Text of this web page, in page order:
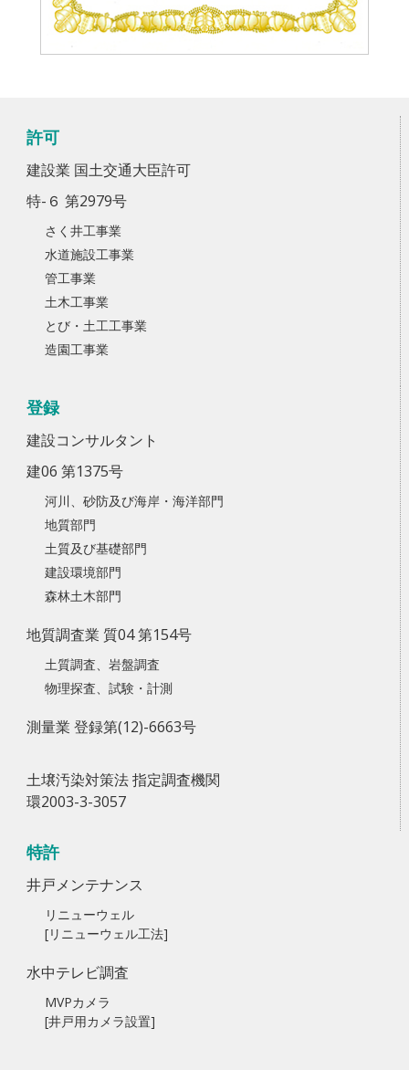
許可
建設業 国土交通大臣許可
特-６ 第2979号
さく井工事業
水道施設工事業
管工事業
土木工事業
とび・土工工事業
造園工事業
登録
建設コンサルタント
建06 第1375号
河川、砂防及び海岸・海洋部門
地質部門
土質及び基礎部門
建設環境部門
森林土木部門
地質調査業 質04 第154号
土質調査、岩盤調査
物理探査、試験・計測
測量業 登録第(12)-6663号
土壌汚染対策法 指定調査機関
環2003-3-3057
特許
井戸メンテナンス
リニューウェル
[リニューウェル工法]
水中テレビ調査
MVPカメラ
[井戸用カメラ設置]